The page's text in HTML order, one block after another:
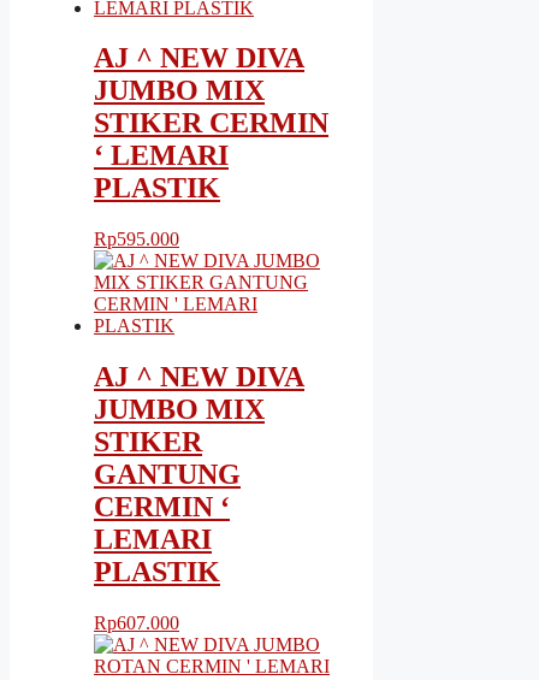
AJ ^ NEW DIVA
JUMBO MIX
STIKER CERMIN
‘ LEMARI
PLASTIK
Rp595.000
AJ ^ NEW DIVA
JUMBO MIX
STIKER
GANTUNG
CERMIN ‘
LEMARI
PLASTIK
Rp607.000